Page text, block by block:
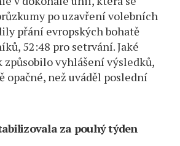
po uzavření volebních
přání evropských bohatě
52:48 pro setrvání. Jaké
způsobilo vyhlášení výsledků,
opačné, než uváděl poslední
za pouhý týden